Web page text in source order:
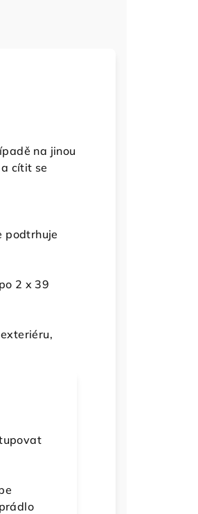
na jinou
cítit se
podtrhuje
2 x 39